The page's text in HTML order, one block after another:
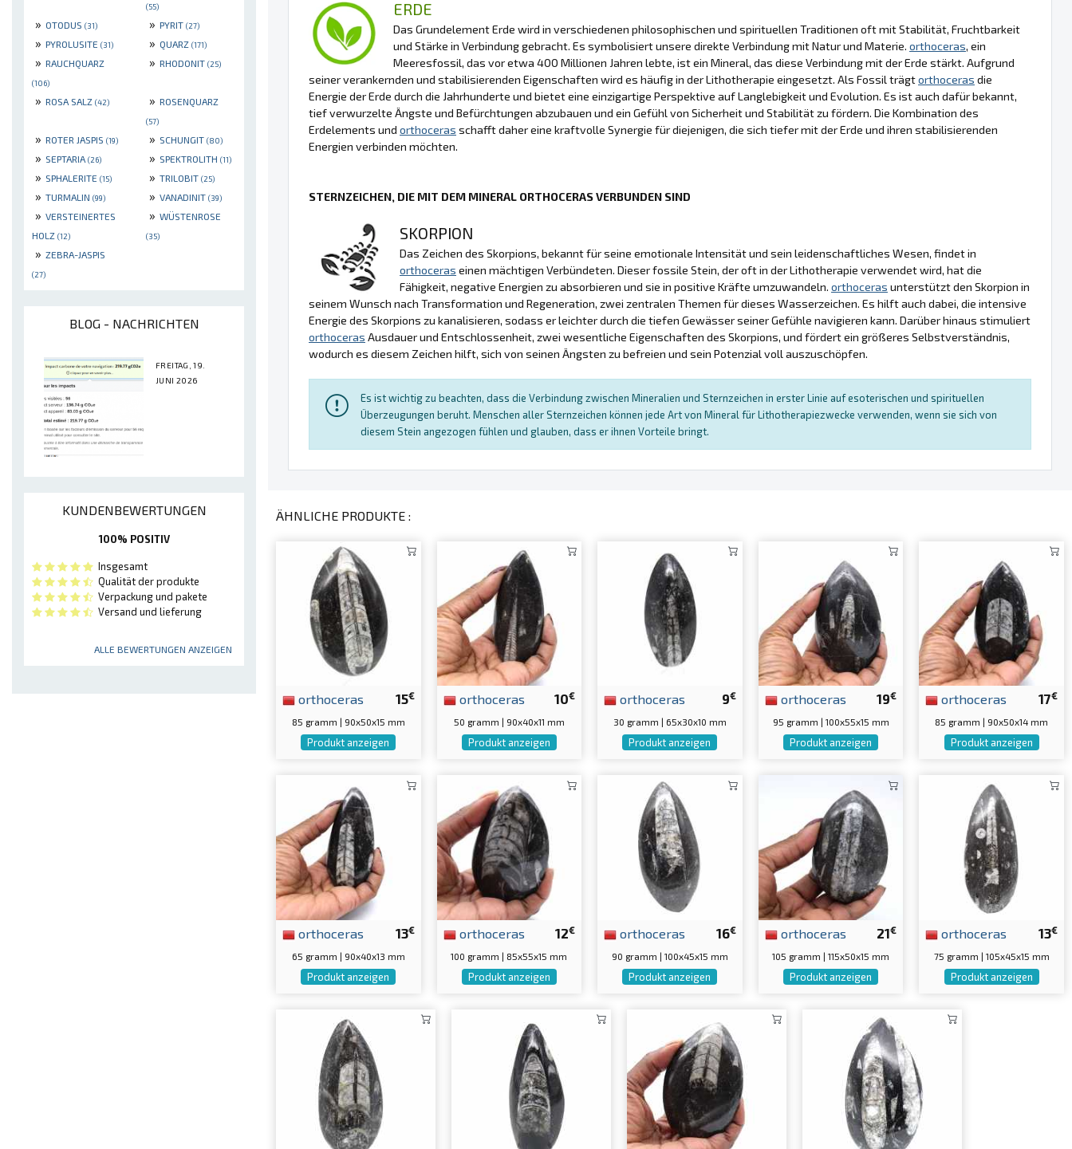
(55)
» OTODUS (31) » PYRIT (27)
» PYROLUSITE (31) » QUARZ (171)
» RAUCHQUARZ
(106)
» RHODONIT (25)
» ROSA SALZ (42) » ROSENQUARZ
(57)
» ROTER JASPIS (19) » SCHUNGIT (80)
» SEPTARIA (26) » SPEKTROLITH (11)
» SPHALERITE (15) » TRILOBIT (25)
» TURMALIN (99) » VANADINIT (39)
» VERSTEINERTES
HOLZ (12)
» WÜSTENROSE
(35)
» ZEBRA-JASPIS
(27)
BLOG - NACHRICHTEN
FREITAG, 19.
JUNI 2026
KUNDENBEWERTUNGEN
100% POSITIV
Insgesamt
Qualität der produkte
Verpackung und pakete
Versand und lieferung
ALLE BEWERTUNGEN ANZEIGEN
ERDE
Das Grundelement Erde wird in verschiedenen philosophischen und spirituellen Traditionen oft mit Stabilität, Fruchtbarkeit
und Stärke in Verbindung gebracht. Es symbolisiert unsere direkte Verbindung mit Natur und Materie. orthoceras, ein
Meeresfossil, das vor etwa 400 Millionen Jahren lebte, ist ein Mineral, das diese Verbindung mit der Erde stärkt. Aufgrund
seiner verankernden und stabilisierenden Eigenschaften wird es häufig in der Lithotherapie eingesetzt. Als Fossil trägtorthoceras die
Energie der Erde durch die Jahrhunderte und bietet eine einzigartige Perspektive auf Langlebigkeit und Evolution. Es ist auch dafür bekannt,
tief verwurzelte Ängste und Befürchtungen abzubauen und ein Gefühl von Sicherheit und Stabilität zu fördern. Die Kombination des
Erdelements und orthoceras schafft daher eine kraftvolle Synergie für diejenigen, die sich tiefer mit der Erde und ihren stabilisierenden
Energien verbinden möchten.
STERNZEICHEN, DIE MIT DEM MINERAL ORTHOCERAS VERBUNDEN SIND
SKORPION
Das Zeichen des Skorpions, bekannt für seine emotionale Intensität und sein leidenschaftliches Wesen, findet in
orthoceras einen mächtigen Verbündeten. Dieser fossile Stein, der oft in der Lithotherapie verwendet wird, hat die
Fähigkeit, negative Energien zu absorbieren und sie in positive Kräfte umzuwandeln. orthoceras unterstützt den Skorpion in
seinem Wunsch nach Transformation und Regeneration, zwei zentralen Themen für dieses Wasserzeichen. Es hilft auch dabei, die intensive
Energie des Skorpions zu kanalisieren, sodass er leichter durch die tiefen Gewässer seiner Gefühle navigieren kann. Darüber hinaus stimuliert
orthoceras Ausdauer und Entschlossenheit, zwei wesentliche Eigenschaften des Skorpions, und fördert ein größeres Selbstverständnis,
wodurch es diesem Zeichen hilft, sich von seinen Ängsten zu befreien und sein Potenzial voll auszuschöpfen.
Es ist wichtig zu beachten, dass die Verbindung zwischen Mineralien und Sternzeichen in erster Linie auf esoterischen und spirituellen
Überzeugungen beruht. Menschen aller Sternzeichen können jede Art von Mineral für Lithotherapiezwecke verwenden, wenn sie sich von
diesem Stein angezogen fühlen und glauben, dass er ihnen Vorteile bringt.
ÄHNLICHE PRODUKTE :
15€
orthoceras
85 gramm | 90x50x15 mm
Produkt anzeigen
10€
orthoceras
50 gramm | 90x40x11 mm
Produkt anzeigen
9€
orthoceras
30 gramm | 65x30x10 mm
Produkt anzeigen
19€
orthoceras
95 gramm | 100x55x15 mm
Produkt anzeigen
17€
orthoceras
85 gramm | 90x50x14 mm
Produkt anzeigen
13€
orthoceras
65 gramm | 90x40x13 mm
Produkt anzeigen
12€
orthoceras
100 gramm | 85x55x15 mm
Produkt anzeigen
16€
orthoceras
90 gramm | 100x45x15 mm
Produkt anzeigen
21€
orthoceras
105 gramm | 115x50x15 mm
Produkt anzeigen
13€
orthoceras
75 gramm | 105x45x15 mm
Produkt anzeigen